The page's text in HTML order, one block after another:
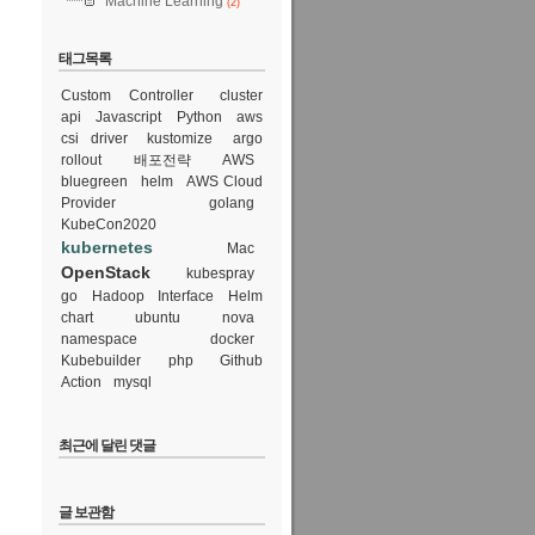
(2)
태그목록
Custom Controller
cluster
api
Javascript Python
aws
csi driver
kustomize
argo
rollout
배포전략
AWS
bluegreen
helm
AWS Cloud
Provider
golang
KubeCon2020
kubernetes Mac
OpenStack
kubespray
go
Hadoop Interface
Helm
chart
ubuntu
nova
namespace
docker
Kubebuilder
php
Github
Action
mysql
최근에 달린 댓글
글 보관함